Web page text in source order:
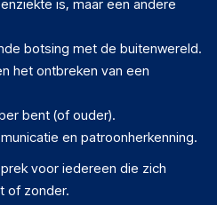
is, maar een andere
botsing met de buitenwereld.
het ontbreken van een
bent (of ouder).
en patroonherkenning.
voor iedereen die zich
of zonder.